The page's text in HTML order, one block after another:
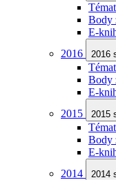
Body
E-
2016
2016
Body
E-
2015
2015
Body
E-
2014
2014